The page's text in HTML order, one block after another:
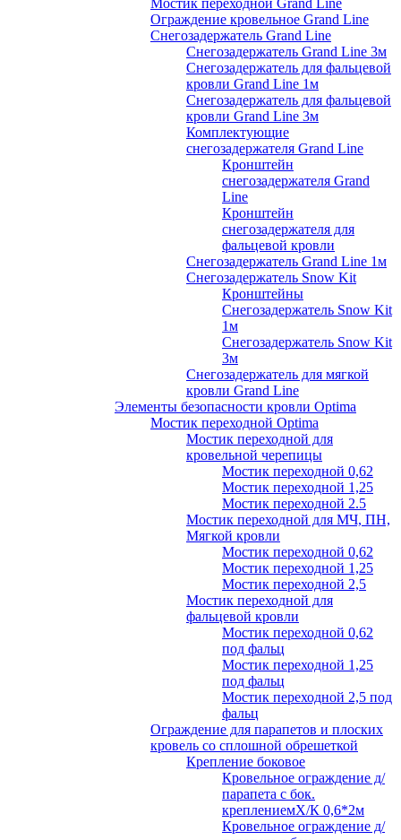
Мостик переходной Grand Line
Ограждение кровельное Grand Line
Снегозадержатель Grand Line
Снегозадержатель Grand Line 3м
Снегозадержатель для фальцевой
кровли Grand Line 1м
Снегозадержатель для фальцевой
кровли Grand Line 3м
Комплектующие
снегозадержателя Grand Line
Кронштейн
снегозадержателя Grand
Line
Кронштейн
снегозадержателя для
фальцевой кровли
Снегозадержатель Grand Line 1м
Снегозадержатель Snow Kit
Кронштейны
Снегозадержатель Snow Kit
1м
Снегозадержатель Snow Kit
3м
Снегозадержатель для мягкой
кровли Grand Line
Элементы безопасности кровли Optima
Мостик переходной Optima
Мостик переходной для
кровельной черепицы
Мостик переходной 0,62
Мостик переходной 1,25
Мостик переходной 2.5
Мостик переходной для МЧ, ПН,
Мягкой кровли
Мостик переходной 0,62
Мостик переходной 1,25
Мостик переходной 2,5
Мостик переходной для
фальцевой кровли
Мостик переходной 0,62
под фальц
Мостик переходной 1,25
под фальц
Мостик переходной 2,5 под
фальц
Ограждение для парапетов и плоских
кровель со сплошной обрешеткой
Крепление боковое
Кровельное ограждение д/
парапета с бок.
креплениемХ/К 0,6*2м
Кровельное ограждение д/